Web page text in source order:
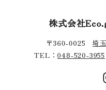
株式会社
〒360-0025埼
TEL：048-520-3955